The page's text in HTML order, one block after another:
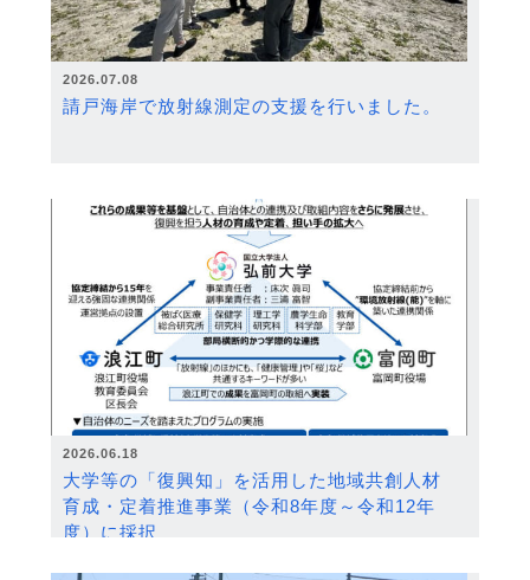
2026.07.08
請戸海岸で放射線測定の支援を行いました。
2026.06.18
大学等の「復興知」を活用した地域共創人材
育成・定着推進事業（令和8年度～令和12年
度）に採択